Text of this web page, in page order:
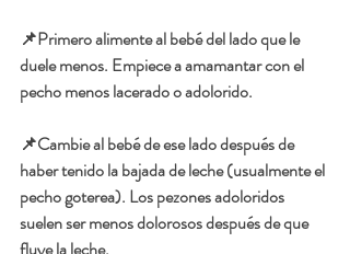
📌Primero alimente al bebé del lado que le
duele menos. Empiece a amamantar con el
pecho menos lacerado o adolorido.
📌Cambie al bebé de ese lado después de
haber tenido la bajada de leche (usualmente el
pecho goterea). Los pezones adoloridos
suelen ser menos dolorosos después de que
fluye la leche.